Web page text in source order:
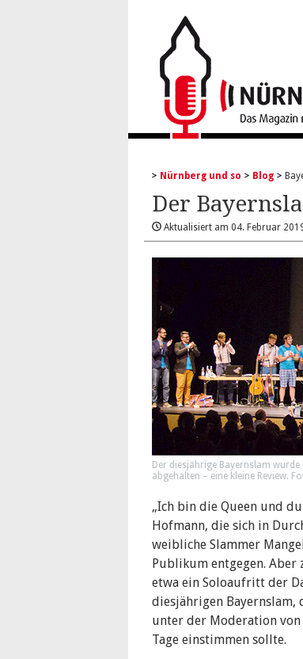
Nürnberg und so Blog
Der
Aktualisiert am 04. Februar
Der diesjährige Bayernslam
abgehalten – eine kleine Review.
„Ich bin die Queen und
Hofmann, die sich in
weibliche Slammer
Publikum entgegen. Aber
etwa ein Soloaufritt der
diesjährigen
unter der Moderation von
Tage einstimmen sollte.